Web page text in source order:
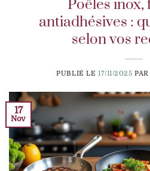
Poêles inox,
antiadhésives :
selon vos
PUBLIÉ LE 17/11/2025
17
Nov